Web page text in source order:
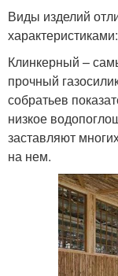
Виды изделий
характеристиками:
Клинкерный –
прочный
собратьев
низкое
заставляют
на нем.